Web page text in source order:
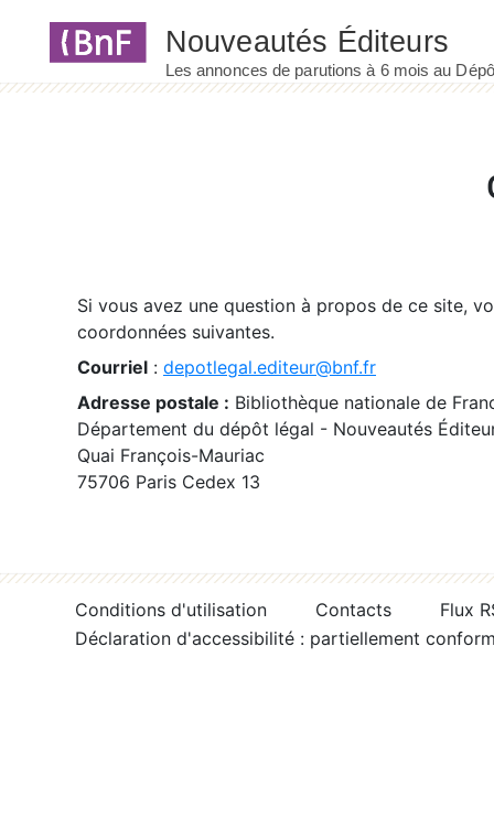
Si vous avez une question à propos de ce site,
coordonnées suivantes.
Courriel : depotlegal.editeur@bnf.fr
Adresse postale : Bibliothèque nationale de
Département du dépôt légal - Nouveautés
Quai François-Mauriac
75706 Paris Cedex 13
Conditions d'utilisation Contacts
Flux
Déclaration d'accessibilité : partiellement